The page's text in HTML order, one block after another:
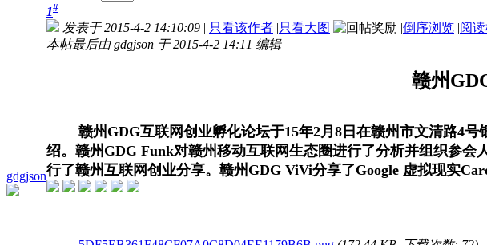
gdgjson
1#
发表于 2015-4-2 14:10:09 | 只看该作者 |只看大图 |倒序浏览 |阅
本帖最后由 gdgjson 于 2015-4-2 14:11 编辑
赣州
赣州GDG互联网创业孵化论坛于15年2月8日在赣州市文清路4号
绍。 赣州GDG Funk对赣州移动互联网生态圈进行了分析并组织参会
行了赣州互联网创业分享。 赣州GDG ViVi分享了Google 虚拟现实